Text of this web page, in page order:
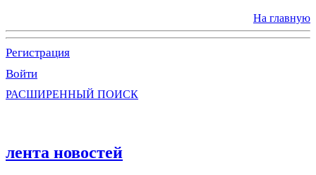
На главную
Регистрация
Войти
РАСШИРЕННЫЙ ПОИСК
лента новостей